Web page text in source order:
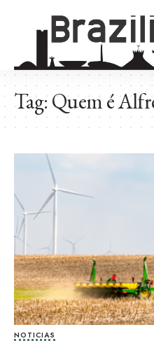
Tag:Quem é
NOTICIAS